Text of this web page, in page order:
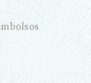
caja
la